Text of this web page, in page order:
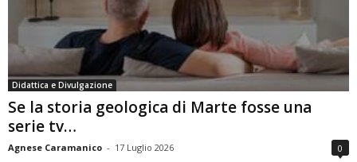
Didattica e Divulgazione
Se la storia geologica di Marte fosse una
serie tv…
Agnese Caramanico - 17 Luglio 2026 0